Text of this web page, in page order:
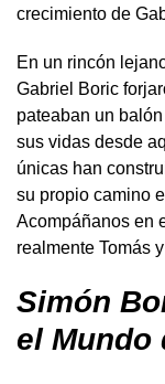
crecimiento de
En un rincón
Gabriel Boric
pateaban un
sus vidas desde
únicas han
su propio camino
Acompáñanos en
realmente Tomás
Simón
el Mundo